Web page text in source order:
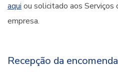
aqui ou solicitado aos Serviços
empresa.
Recepção da encomenda